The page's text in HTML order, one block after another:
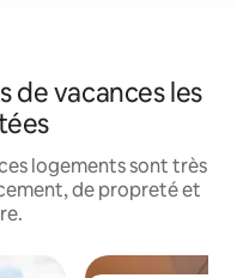
de vacances les
logements sont très
de propreté et